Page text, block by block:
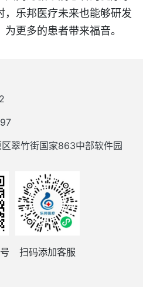
，乐邦医疗未来也能够研发
更多的患者带来福音。
翠竹街国家863中部软件园
扫码添加客服